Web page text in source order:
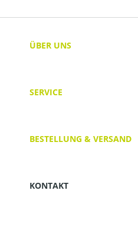
ÜBER UNS
SERVICE
BESTELLUNG & VERSAND
KONTAKT